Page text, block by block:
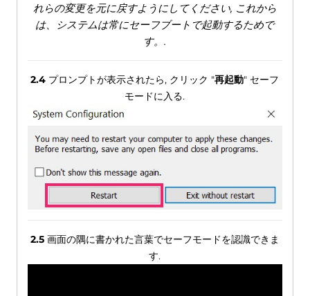
れらの変更を元に戻すようにしてください, これから
は、システムは常にセーフブートで起動するためで
す。.
2.4 プロンプトが表示されたら, クリック "再起動" セーフ
モードに入る.
2.5画面の隅に書かれた言葉でセーフモードを認識できま
す.